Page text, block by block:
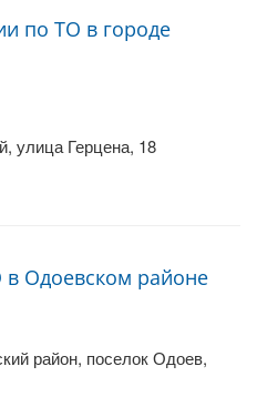
по ТО в городе
улица Герцена, 18
Одоевском районе
район, поселок Одоев,